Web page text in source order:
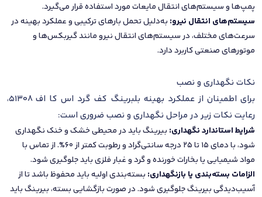
پمپ‌ها و سیستم‌های انتقال مایعات مورد استفاده قرار می‌گیرد.
سیستم‌های انتقال نیرو: به‌دلیل تحمل بارهای ترکیبی و عملکرد بهینه در
سرعت‌های مختلف، در سیستم‌های انتقال نیرو مانند گیربکس‌ها و
موتورهای صنعتی کاربرد دارد.
نکات نگهداری و نصب
برای اطمینان از عملکرد بهینه بلبرینگ کف گرد اس کا اف 51308،
رعایت نکات زیر در مراحل نگهداری و نصب ضروری است:
شرایط استاندارد نگهداری: بیرینگ باید در محیطی خشک و خنک نگهداری
شود، با دمای 15 تا 25 درجه سانتی‌گراد و رطوبت کمتر از 60%. از تماس با
مواد شیمیایی یا بخارات خورنده و گرد و غبار فلزی باید جلوگیری شود.
الزامات بسته‌بندی یا بازنگهداری: بسته‌بندی اولیه باید محفوظ باشد تا از
آسیب‌دیدگی بیرینگ جلوگیری شود. در صورت بازگشایی بسته، بیرینگ باید